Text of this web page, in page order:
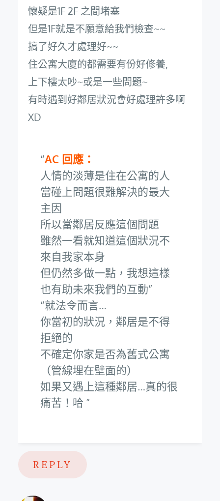
懷疑是1F 2F 之間堵塞
但是1F就是不願意給我們檢查~~
搞了好久才處理好~~
住公寓大廈的都需要有份好修養,
上下樓太吵~或是一些問題~
有時遇到好鄰居狀況會好處理許多啊
XD
AC 回應：
人情的淡薄是住在公寓的人
當碰上問題很難解決的最大
主因
所以當鄰居反應這個問題
雖然一看就知道這個狀況不
來自我家本身
但仍然多做一點，我想這樣
也有助未來我們的互動
就法令而言…
你當初的狀況，鄰居是不得
拒絕的
不確定你家是否為舊式公寓
（管線埋在壁面的）
如果又遇上這種鄰居…真的很
痛苦！哈
REPLY